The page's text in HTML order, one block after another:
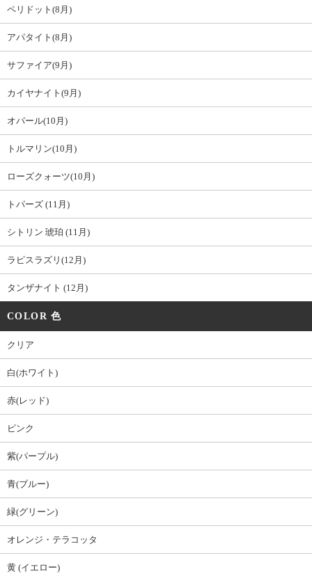
ペリドット(8月)
アパタイト(8月)
サファイア(9月)
カイヤナイト(9月)
オパール(10月)
トルマリン(10月)
ローズクォーツ(10月)
トパーズ (11月)
シトリン 琥珀 (11月)
ラピスラズリ(12月)
タンザナイト (12月)
COLOR 色
クリア
白(ホワイト)
赤(レッド)
ピンク
紫(パープル)
青(ブルー)
緑(グリーン)
オレンジ・テラコッタ
黄 (イエロー)